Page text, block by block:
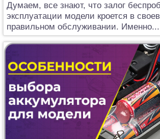
Думаем, все знают, что залог
эксплуатации модели кроется в
правильном обслуживании. Именно...